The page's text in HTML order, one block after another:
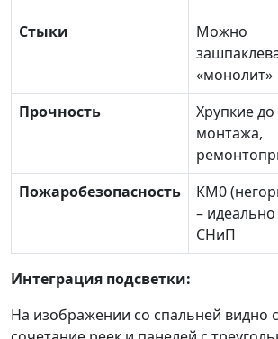
Стыки
Можно
«монолит»
Прочность
Хрупкие до
монтажа,
Пожаробезопасность
КМ0
–
СНиП
Интеграция подсветки:
На изображении со спальней видно